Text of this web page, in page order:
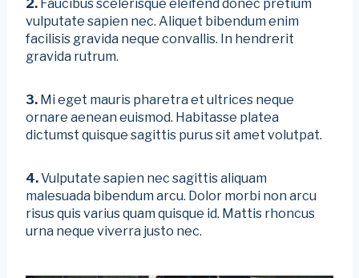
2. Faucibus scelerisque eleifend donec pretium
vulputate sapien nec. Aliquet bibendum enim
facilisis gravida neque convallis. In hendrerit
gravida rutrum.
3. Mi eget mauris pharetra et ultrices neque
ornare aenean euismod. Habitasse platea
dictumst quisque sagittis purus sit amet volutpat.
4.Vulputate sapien nec sagittis aliquam
malesuada bibendum arcu. Dolor morbi non arcu
risus quis varius quam quisque id. Mattis rhoncus
urna neque viverra justo nec.